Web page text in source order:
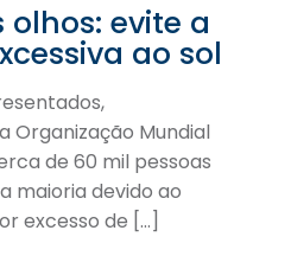
olhos: evite a
ao sol
Organização Mundial
de 60 mil pessoas
maioria devido ao
excesso de […]